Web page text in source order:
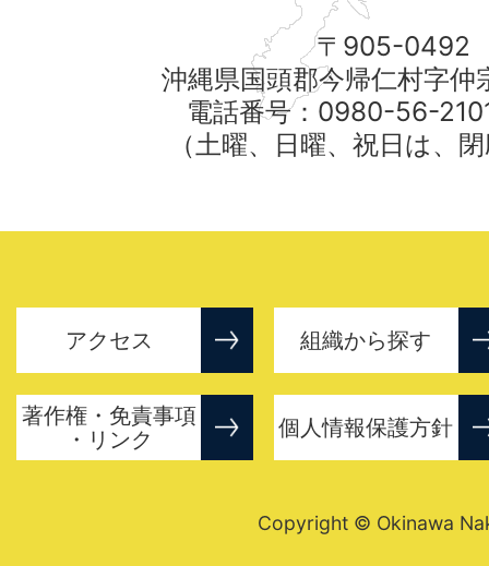
〒905-0492
沖縄県国頭郡今帰仁村字仲
電話番号：0980-56-
（土曜、日曜、祝日は、
アクセス 組織から探す
著作権・免責事項
・リンク
個人情報保護方針
Copyright © Okinawa